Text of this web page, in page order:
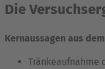
Die
Kernaussagen aus
Tränkeaufnahme